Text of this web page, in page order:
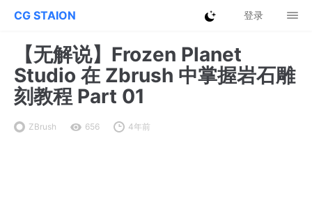
CG STAION 登录
【无解说】Frozen Planet
Studio 在 Zbrush 中掌握岩石雕
刻教程 Part 01
ZBrush 656 4年前